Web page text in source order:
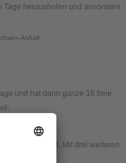
herausholen und ansonsten
Anhalt
und hat dann ganze 16 freie
hinzunimmst. Mit drei weiteren